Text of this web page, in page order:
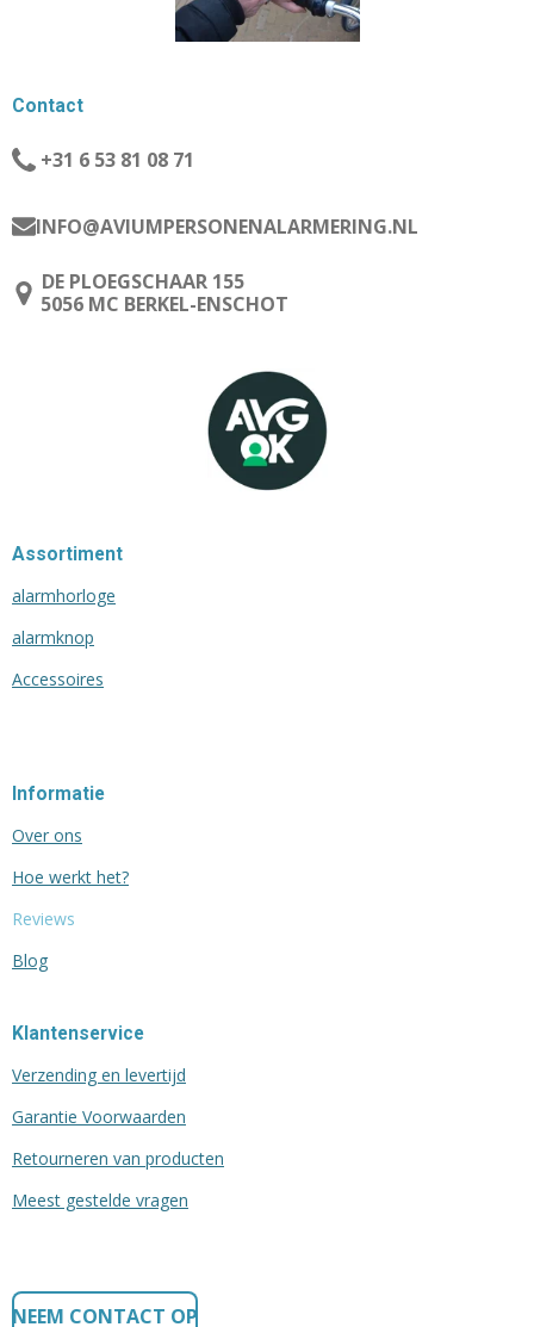
Contact
+31 6 53 81 08 71
INFO@AVIUMPERSONENALARMERING.NL
DE PLOEGSCHAAR 155
5056 MC BERKEL-ENSCHOT
Assortiment
alarmhorloge
alarmknop
Accessoires
Informatie
Over ons
Hoe werkt het?
Reviews
Blog
Klantenservice
Verzending en levertijd
Garantie Voorwaarden
Retourneren van producten
Meest gestelde vragen
NEEM CONTACT OP